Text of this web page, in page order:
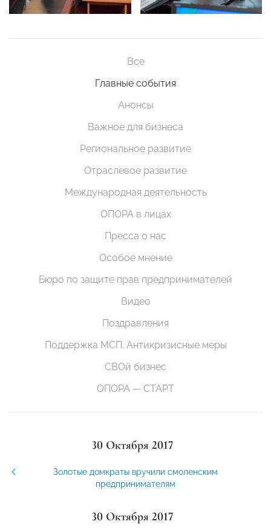
Все
Главные события
Анонсы
Важное для бизнеса
Региональное развитие
Отраслевое развитие
Международная деятельность
ОПОРА в лицах
Пресса о нас
Особое мнение
Бюро по защите прав предпринимателей
Видео
Поздравления
Поддержка МСП. Антикризисные меры
СВОй бизнес
ОПОРА — СТАРТ
30 Октября 2017
Золотые домкраты вручили смоленским
предпринимателям
30 Октября 2017